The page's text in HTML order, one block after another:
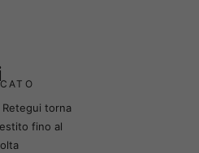
Retegui torna
fino al